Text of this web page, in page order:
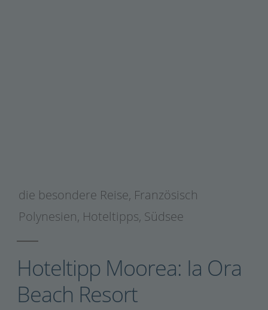
die besondere Reise, Französisch
Polynesien, Hoteltipps, Südsee
Hoteltipp Moorea: Ia Ora
Beach Resort